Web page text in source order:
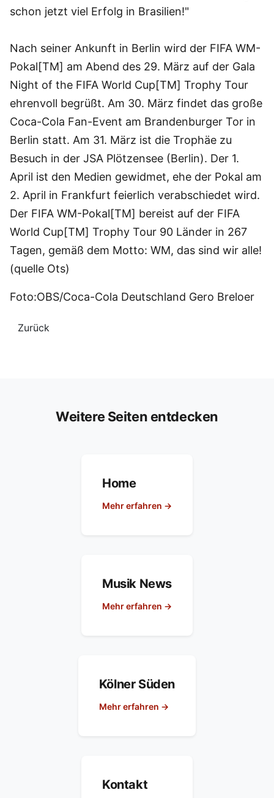
schon jetzt viel Erfolg in Brasilien!"
Nach seiner Ankunft in Berlin wird der FIFA WM-
Pokal[TM] am Abend des 29. März auf der Gala
Night of the FIFA World Cup[TM] Trophy Tour
ehrenvoll begrüßt. Am 30. März findet das große
Coca-Cola Fan-Event am Brandenburger Tor in
Berlin statt. Am 31. März ist die Trophäe zu
Besuch in der JSA Plötzensee (Berlin). Der 1.
April ist den Medien gewidmet, ehe der Pokal am
2. April in Frankfurt feierlich verabschiedet wird.
Der FIFA WM-Pokal[TM] bereist auf der FIFA
World Cup[TM] Trophy Tour 90 Länder in 267
Tagen, gemäß dem Motto: WM, das sind wir alle!
(quelle Ots)
Foto:OBS/Coca-Cola Deutschland Gero Breloer
Zurück
Weitere Seiten entdecken
Home
Mehr erfahren →
Musik News
Mehr erfahren →
Kölner Süden
Mehr erfahren →
Kontakt